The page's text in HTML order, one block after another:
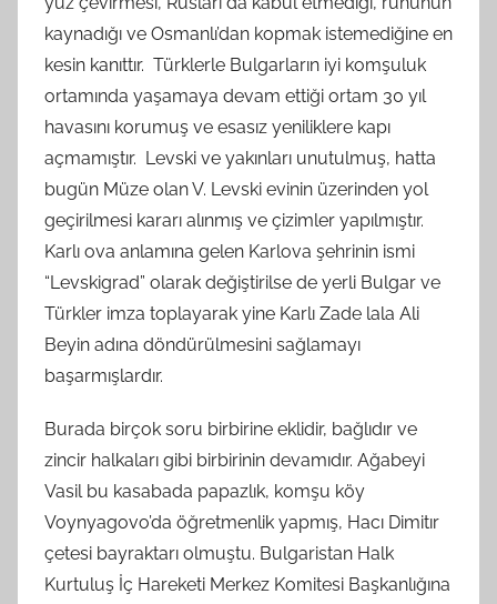
kaynadığı ve Osmanlı’dan kopmak istemediğine en
kesin kanıttır. Türklerle Bulgarların iyi komşuluk
ortamında yaşamaya devam ettiği ortam 30 yıl
havasını korumuş ve esasız yeniliklere kapı
açmamıştır. Levski ve yakınları unutulmuş, hatta
bugün Müze olan V. Levski evinin üzerinden yol
geçirilmesi kararı alınmış ve çizimler yapılmıştır.
Karlı ova anlamına gelen Karlova şehrinin ismi
“Levskigrad” olarak değiştirilse de yerli Bulgar ve
Türkler imza toplayarak yine Karlı Zade lala Ali
Beyin adına döndürülmesini sağlamayı
başarmışlardır.
Burada birçok soru birbirine eklidir, bağlıdır ve
zincir halkaları gibi birbirinin devamıdır. Ağabeyi
Vasil bu kasabada papazlık, komşu köy
Voynyagovo’da öğretmenlik yapmış, Hacı Dimitır
çetesi bayraktarı olmuştu. Bulgaristan Halk
Kurtuluş İç Hareketi Merkez Komitesi Başkanlığına